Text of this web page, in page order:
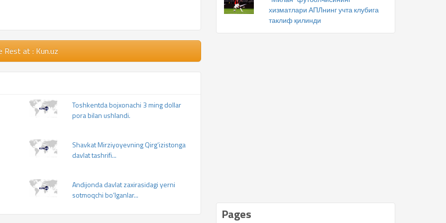
Rest at : Kun.uz
Toshkentda bojxonachi 3 ming dollar
pora bilan ushlandi.
Shavkat Mirziyoyevning Qirg‘izistonga
davlat tashrifi...
Andijonda davlat zaxirasidagi yerni
sotmoqchi bo‘lganlar...
хизматлари АПЛнинг учта клубига
таклиф қилинди
Pages